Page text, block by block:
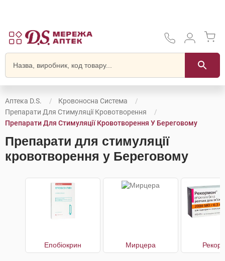
Аптека D.S.
Кровоносна Система
Препарати Для Стимуляції Кровотворення
Препарати Для Стимуляції Кровотворення У Береговому
Препарати для стимуляції
кровотворення у Береговому
Епобіокрин Мирцера